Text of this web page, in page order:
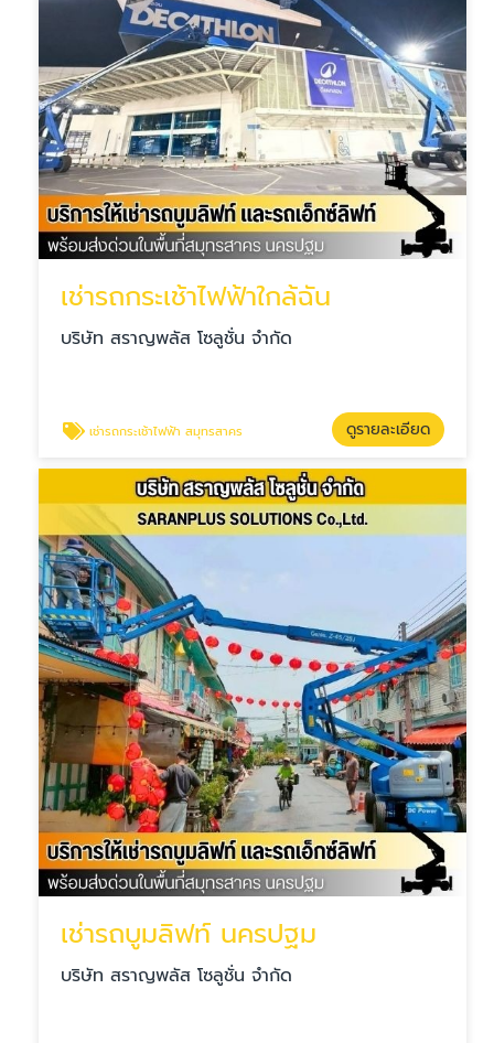
เช่ารถกระเช้าไฟฟ้าใกล้ฉัน
บริษัท สราญพลัส โซลูชั่น จำกัด
เช่ารถกระเช้าไฟฟ้า สมุทรสาคร ดูรายละเอียด
เช่ารถบูมลิฟท์ นครปฐม
บริษัท สราญพลัส โซลูชั่น จำกัด